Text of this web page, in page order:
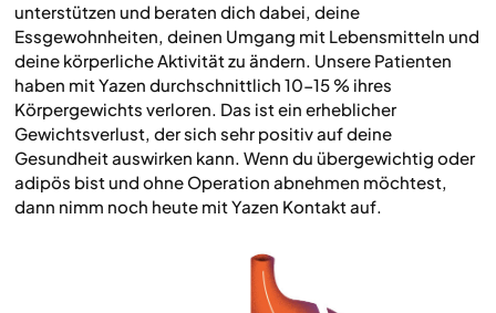
unterstützen und beraten dich dabei, deine
Essgewohnheiten, deinen Umgang mit Lebensmitteln und
deine körperliche Aktivität zu ändern. Unsere Patienten
haben mit Yazen durchschnittlich 10-15 % ihres
Körpergewichts verloren. Das ist ein erheblicher
Gewichtsverlust, der sich sehr positiv auf deine
Gesundheit auswirken kann. Wenn du übergewichtig oder
adipös bist und ohne Operation abnehmen möchtest,
dann nimm noch heute mit Yazen Kontakt auf.